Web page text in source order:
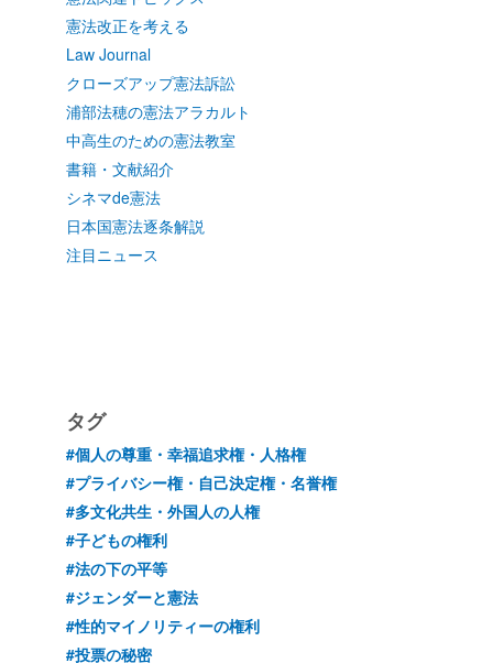
憲法改正を考える
Law Journal
クローズアップ憲法訴訟
浦部法穂の憲法アラカルト
中高生のための憲法教室
書籍・文献紹介
シネマde憲法
日本国憲法逐条解説
注目ニュース
タグ
#個人の尊重・幸福追求権・人格権
#プライバシー権・自己決定権・名誉権
#多文化共生・外国人の人権
#子どもの権利
#法の下の平等
#ジェンダーと憲法
#性的マイノリティーの権利
#投票の秘密